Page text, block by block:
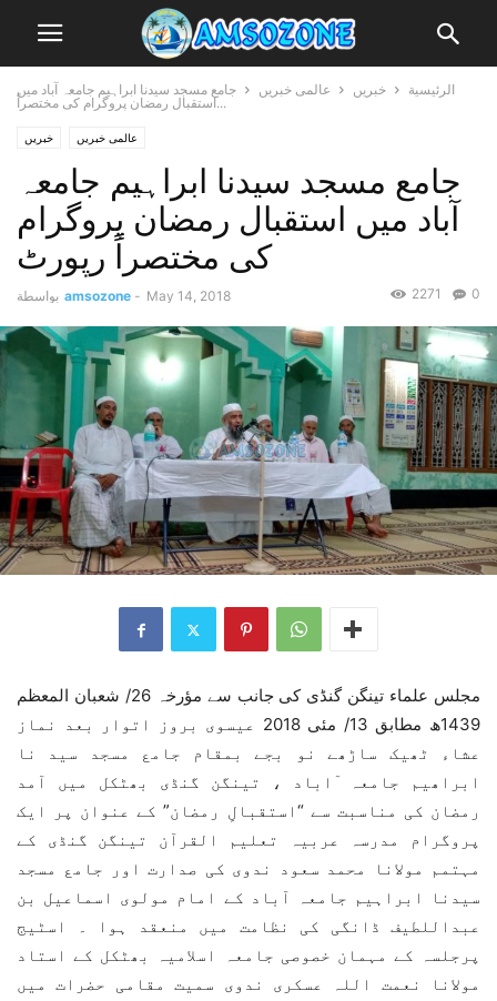
الرئيسية خبریں عالمی خبریں
جامع مسجد سیدنا ابراہیم جامعہ آباد میں
استقبال رمضان پروگرام کی مختصراً...
خبریں عالمی خبریں
جامع مسجد سیدنا ابراہیم جامعہ
آباد میں استقبال رمضان پروگرام
کی مختصراً رپورٹ
بواسطة amsozone - May 14, 2018 0
2271
مجلس علماء تینگن گنڈی کی جانب سے مؤرخہ 26/ شعبان المعظم
1439ھ مطابق 13/ مئی 2018 عیسوی بروز اتوار بعد نماز
عشاء ٹھیک ساڑھے نو بجے بمقام جامع مسجد سید نا
ابراھیم جامعہ ٓاباد ، تینگن گنڈی بھٹکل میں آمد
رمضان کی مناسبت سے “استقبالِ رمضان” کے عنوان پر ایک
پروگرام مدرسہ عربیہ تعلیم القرآن تینگن گنڈی کے
مہتمم مولانا محمد سعود ندوی کی صدارت اور جامع مسجد
سیدنا ابراہیم جامعہ آباد کے امام مولوی اسماعیل بن
عبداللطیف ڈانگی کی نظامت میں منعقد ہوا ۔ اسٹیج
پرجلسہ کے مہمان خصوصی جامعہ اسلامیہ بھٹکل کے استاد
مولانا نعمت اللہ عسکری ندوی سمیت مقامی حضرات میں